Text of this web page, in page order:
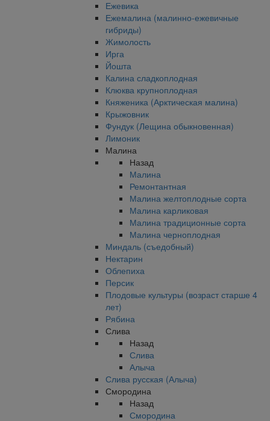
Ежевика
Ежемалина (малинно-ежевичные
гибриды)
Жимолость
Ирга
Йошта
Калина сладкоплодная
Клюква крупноплодная
Княженика (Арктическая малина)
Крыжовник
Фундук (Лещина обыкновенная)
Лимоник
Малина
Назад
Малина
Ремонтантная
Малина желтоплодные сорта
Малина карликовая
Малина традиционные сорта
Малина черноплодная
Миндаль (съедобный)
Нектарин
Облепиха
Персик
Плодовые культуры (возраст старше 4
лет)
Рябина
Слива
Назад
Слива
Алыча
Слива русская (Алыча)
Смородина
Назад
Смородина